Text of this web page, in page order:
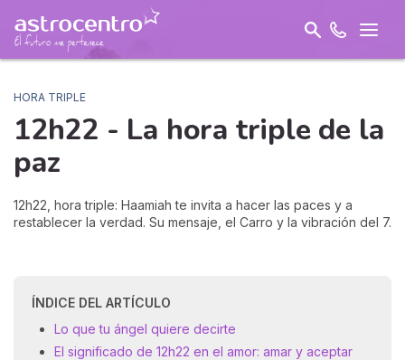
HORA TRIPLE
12h22 - La hora triple de la
paz
12h22, hora triple: Haamiah te invita a hacer las paces y a
restablecer la verdad. Su mensaje, el Carro y la vibración del 7.
ÍNDICE DEL ARTÍCULO
Lo que tu ángel quiere decirte
El significado de 12h22 en el amor: amar y aceptar